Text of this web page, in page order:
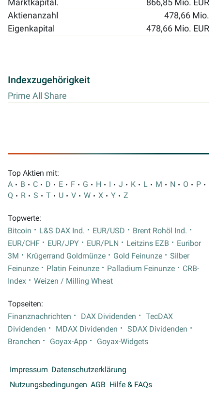
Marktkapital.
866,85 Mio. EUR
Aktienanzahl
478,66 Mio.
Eigenkapital
478,66 Mio. EUR
Indexzugehörigkeit
Prime All Share
Top Aktien mit:
A
B C D E F G H I J K L M N O
P
Q
R S T U V W X Y Z
Topwerte:
Bitcoin
L&S DAX Ind. EUR/USD
Brent Rohöl Ind.
EUR/CHF
EUR/JPY EUR/PLN Leitzins EZB
Euribor
3M
Krügerrand Goldmünze Gold Feinunze
Silber
Feinunze
Platin Feinunze Palladium Feinunze
CRB-
Index
Weizen / Milling Wheat
Topseiten:
Finanznachrichten
DAX Dividenden
TecDAX
Dividenden
MDAX Dividenden
SDAX Dividenden
Branchen
Goyax-App Goyax-Widgets
Impressum Datenschutzerklärung
Nutzungsbedingungen AGB Hilfe & FAQs